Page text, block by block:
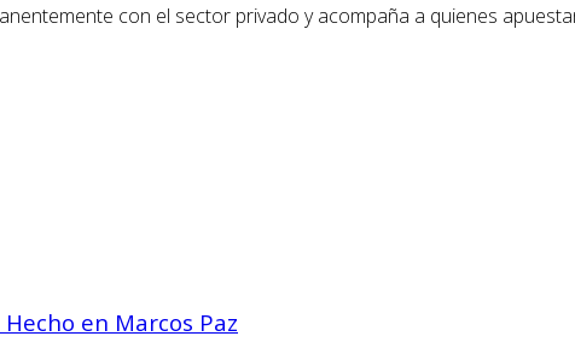
con el sector privado y acompaña a quienes
en Marcos Paz